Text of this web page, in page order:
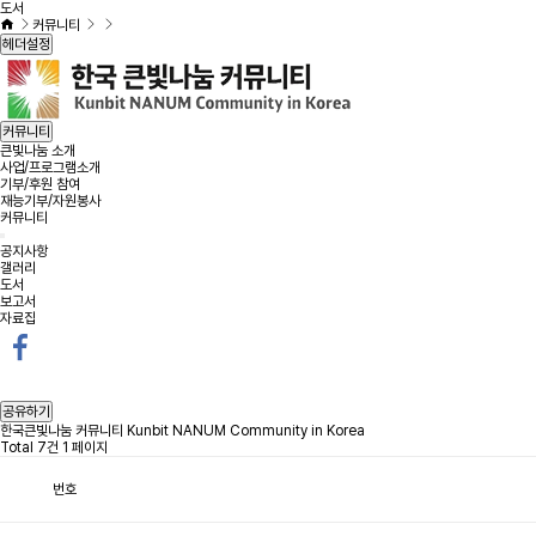
도서
커뮤니티
헤더설정
커뮤니티
큰빛나눔 소개
사업/프로그램소개
기부/후원 참여
재능기부/자원봉사
커뮤니티
공지사항
갤러리
도서
보고서
자료집
공유하기
한국큰빛나눔 커뮤니티 Kunbit NANUM Community in Korea
Total 7건 1 페이지
번호